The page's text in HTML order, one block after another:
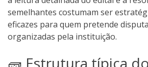
semelhantes costumam ser
eficazes para quem pretende
organizadas pela instituição.
🧱 Estrutura típica